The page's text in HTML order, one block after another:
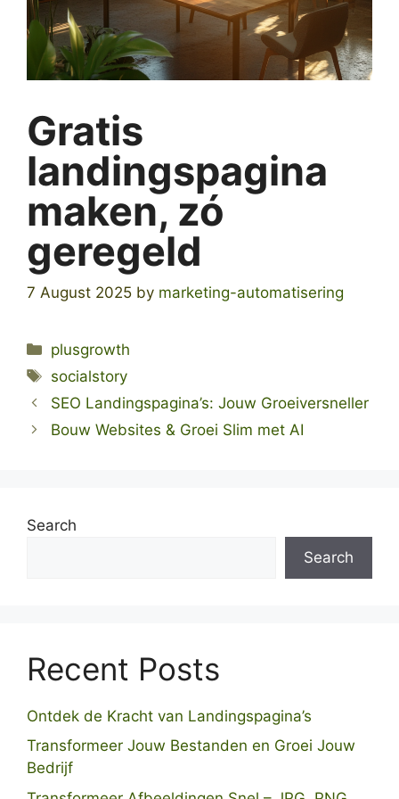
Gratis
landingspagina
maken, zó
geregeld
7 August 2025 by marketing-automatisering
Categories
plusgrowth
Tags
socialstory
SEO Landingspagina’s: Jouw Groeiversneller
Bouw Websites & Groei Slim met AI
Search
Search
Recent Posts
Ontdek de Kracht van Landingspagina’s
Transformeer Jouw Bestanden en Groei Jouw
Bedrijf